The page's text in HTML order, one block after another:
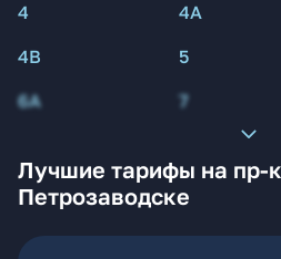
4
4А
4В
5
6А
7
Лучшие тарифы на пр-
Петрозаводске